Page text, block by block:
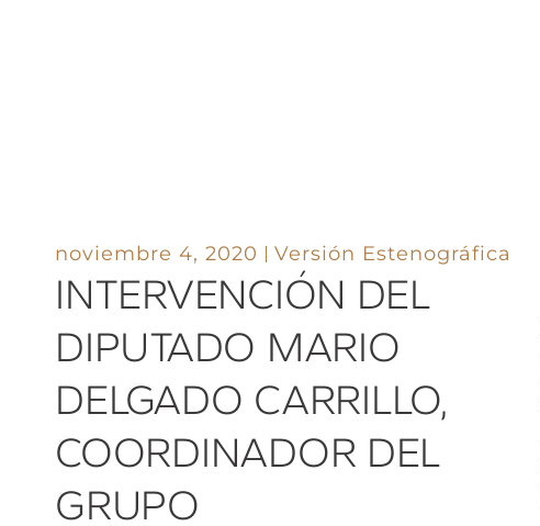
noviembre 4, 2020 Versión Estenográfica
INTERVENCIÓN DEL
DIPUTADO MARIO
DELGADO CARRILLO,
COORDINADOR DEL
GRUPO